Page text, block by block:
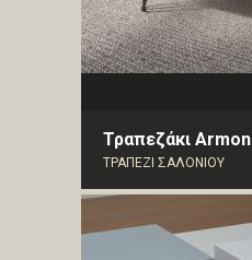
Τραπεζάκι Armon
ΤΡΑΠΕΖΙ ΣΑΛΟΝΙΟΥ